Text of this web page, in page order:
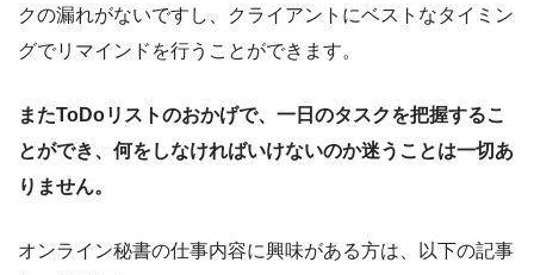
クの漏れがないですし、クライアントにベストなタイミン
グでリマインドを行うことができます。
またToDoリストのおかげで、一日のタスクを把握するこ
とができ、何をしなければいけないのか迷うことは一切あ
りません。
オンライン秘書の仕事内容に興味がある方は、以下の記事